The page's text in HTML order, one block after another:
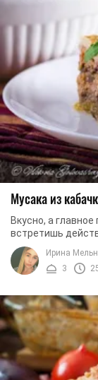
Мусака из
Вкусно, а
встретишь
одновременно.
Ирина
3